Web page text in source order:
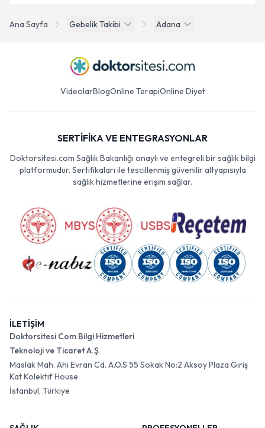
Ana Sayfa Gebelik Takibi Adana
VideolarBlogOnline TerapiOnline Diyet
SERTİFİKA VE ENTEGRASYONLAR
Doktorsitesi.com Sağlık Bakanlığı onaylı ve entegreli bir sağlık bilgi
platformudur. Sertifikaları ile tescillenmiş güvenilir altyapısıyla
sağlık hizmetlerine erişim sağlar.
İLETİŞİM
Doktorsitesi Com Bilgi Hizmetleri
Teknoloji ve Ticaret A.Ş.
Maslak Mah. Ahi Evran Cd. A.O.S 55 Sokak No:2 Aksoy Plaza Giriş
Kat Kolektif House
İstanbul, Türkiye